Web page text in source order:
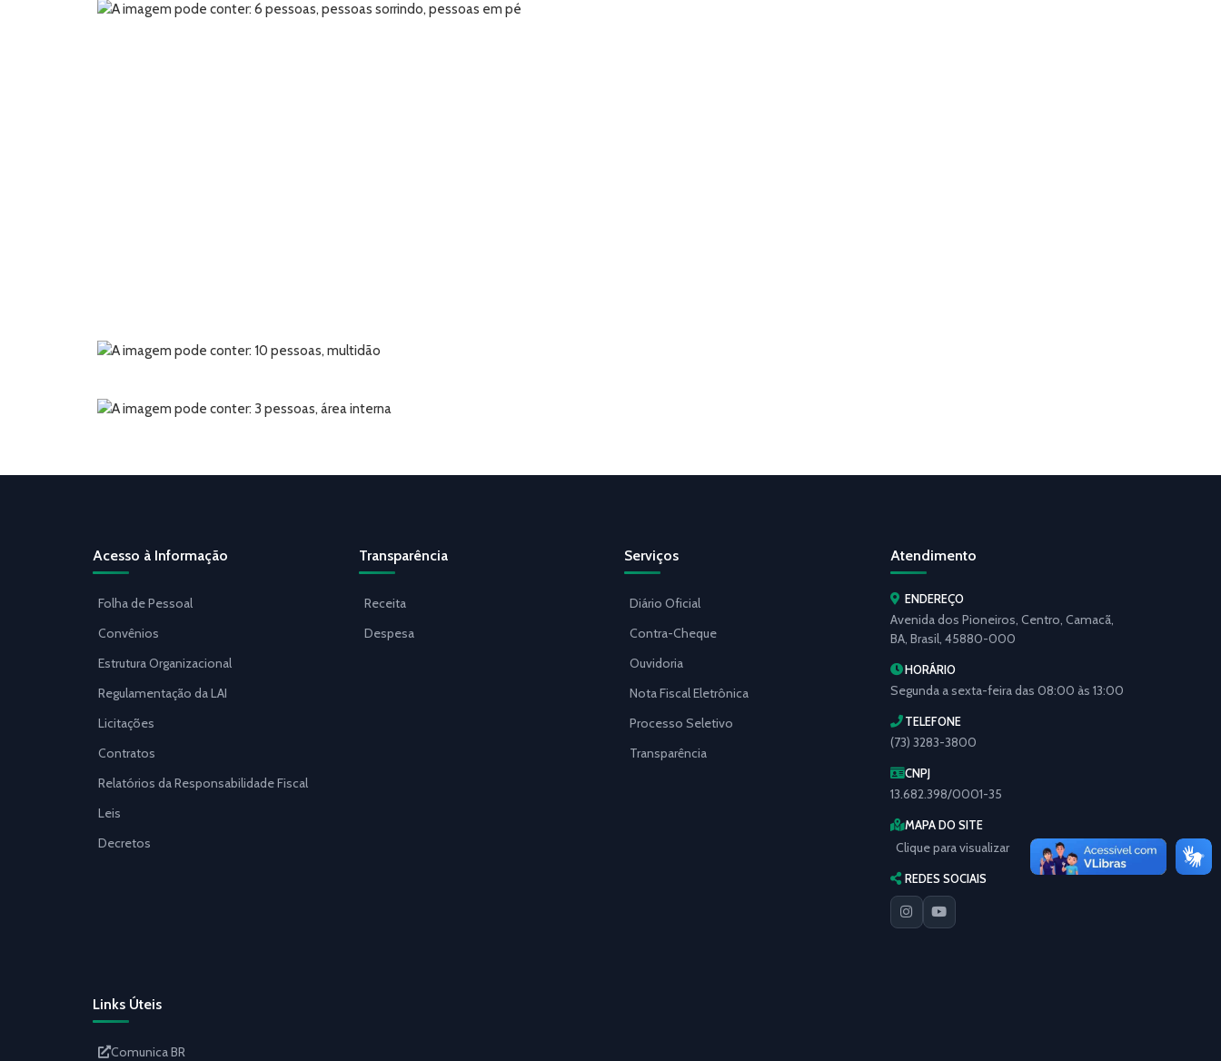
Acesso à Informação
Folha de Pessoal
Convênios
Estrutura Organizacional
Regulamentação da LAI
Licitações
Contratos
Relatórios da Responsabilidade Fiscal
Leis
Decretos
Transparência
Receita
Despesa
Serviços
Diário Oficial
Contra-Cheque
Ouvidoria
Nota Fiscal Eletrônica
Processo Seletivo
Transparência
Atendimento
ENDEREÇO
Avenida dos Pioneiros, Centro, Camacã,
BA, Brasil, 45880-000
HORÁRIO
Segunda a sexta-feira das 08:00 às 13:00
TELEFONE
(73) 3283-3800
CNPJ
13.682.398/0001-35
MAPA DO SITE
Clique para visualizar
REDES SOCIAIS
Links Úteis
Comunica BR